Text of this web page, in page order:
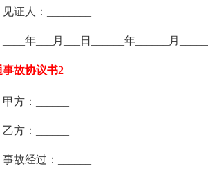
人：________
年___月___日______年______月
事故协议书2
：______
：______
经过：______